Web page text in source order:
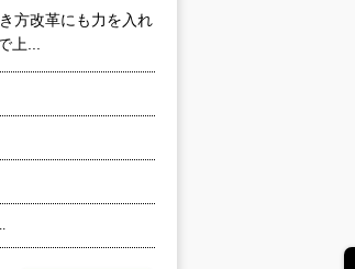
方改革にも力を入れ
上...